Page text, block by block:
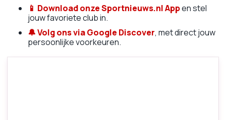
📱 Download onze Sportnieuws.nl Appen stel
jouw favoriete club in.
🔔 Volg ons via Google Discover, met direct jouw
persoonlijke voorkeuren.